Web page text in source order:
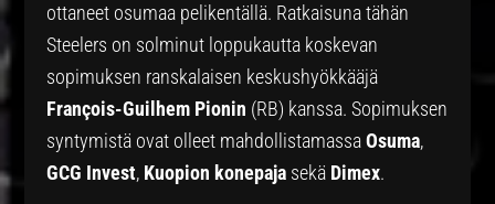
ottaneet osumaa pelikentällä. Ratkaisuna tähän
Steelers on solminut loppukautta koskevan
sopimuksen ranskalaisen keskushyökkääjä
François-Guilhem Pionin (RB) kanssa. Sopimuksen
syntymistä ovat olleet mahdollistamassaOsuma,
GCG Invest, Kuopion konepaja sekä Dimex.